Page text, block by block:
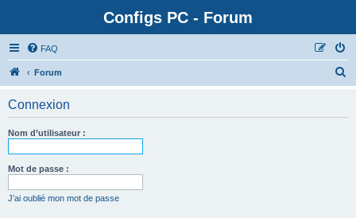
Configs PC - Forum
FAQ
Forum
Connexion
Nom d’utilisateur :
Mot de passe :
J’ai oublié mon mot de passe